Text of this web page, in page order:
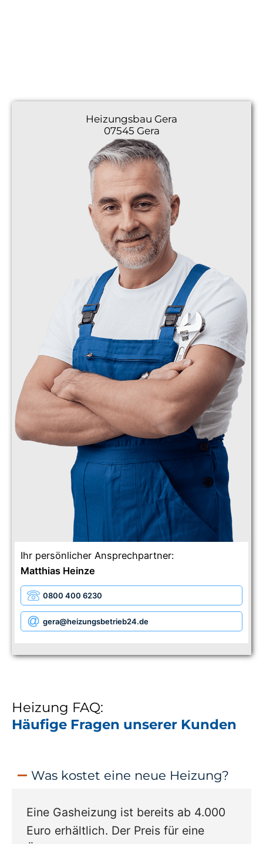
Heizungsbau Gera
07545 Gera
Ihr persönlicher Ansprechpartner:
Matthias Heinze
0800 400 6230
gera@heizungsbetrieb24.de
Heizung FAQ:
Häufige Fragen unserer Kunden
Was kostet eine neue Heizung?
Eine Gasheizung ist bereits ab 4.000
Euro erhältlich. Der Preis für eine